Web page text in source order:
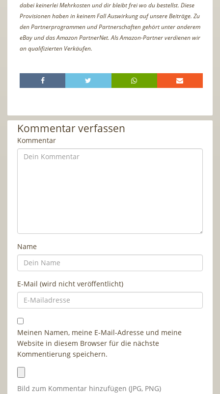
dabei keinerlei Mehrkosten und dir bleibt frei wo du bestellst. Diese
Provisionen haben in keinem Fall Auswirkung auf unsere Beiträge. Zu
den Partnerprogrammen und Partnerschaften gehört unter anderem
eBay und das Amazon PartnerNet. Als Amazon-Partner verdienen wir
an qualifizierten Verkäufen.
Kommentar verfassen
Kommentar
Name
E-Mail (wird nicht veröffentlicht)
Meinen Namen, meine E-Mail-Adresse und meine
Website in diesem Browser für die nächste
Kommentierung speichern.
Bild zum Kommentar hinzufügen (JPG, PNG)